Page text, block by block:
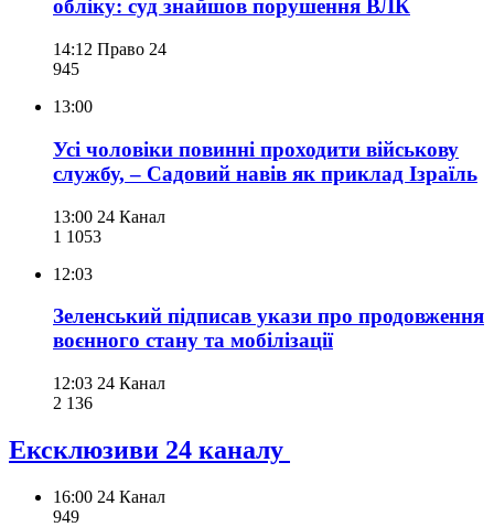
обліку: суд знайшов порушення ВЛК
14:12 Право 24
945
13:00
Усі чоловіки повинні проходити військову
службу, – Садовий навів як приклад Ізраїль
13:00 24 Канал
1 1053
12:03
Зеленський підписав укази про продовження
воєнного стану та мобілізації
12:03 24 Канал
2 136
Ексклюзиви 24 каналу
16:00 24 Канал
949